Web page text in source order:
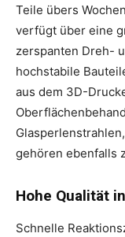
Teile übers
verfügt über eine
zerspanten Dreh-
hochstabile
aus dem 3D-
gehören ebenfalls
Hohe Qualität
Schnelle